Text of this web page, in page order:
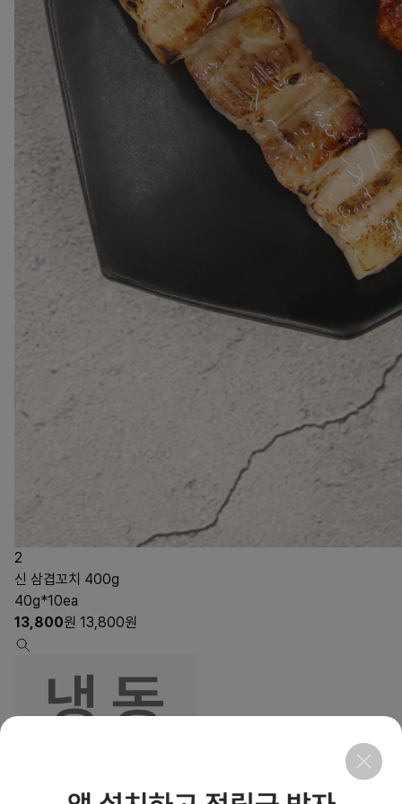
2
신 삼겹꼬치 400g
40g*10ea
13,800원 13,800원